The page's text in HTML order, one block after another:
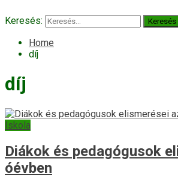
Keresés:
Home
díj
díj
Iskola
Diákok és pedagógusok
óévben